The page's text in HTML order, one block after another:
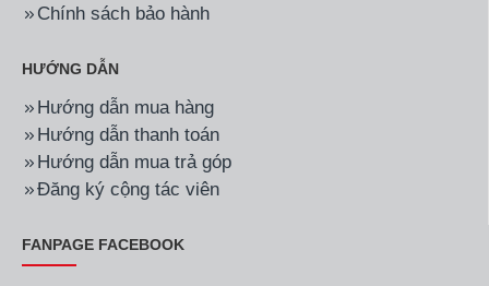
Chính sách bảo hành
HƯỚNG DẪN
Hướng dẫn mua hàng
Hướng dẫn thanh toán
Hướng dẫn mua trả góp
Đăng ký cộng tác viên
FANPAGE FACEBOOK